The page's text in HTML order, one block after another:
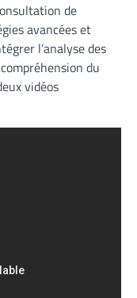
de
avancées et
l’analyse des
du
vidéos